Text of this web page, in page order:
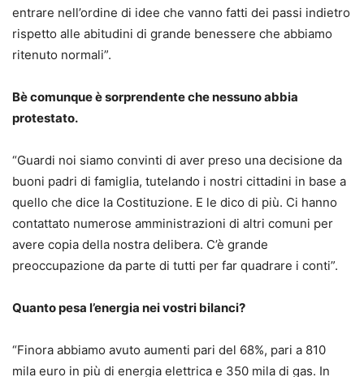
entrare nell’ordine di idee che vanno fatti dei passi indietro
rispetto alle abitudini di grande benessere che abbiamo
ritenuto normali”.
Bè comunque è sorprendente che nessuno abbia
protestato.
“Guardi noi siamo convinti di aver preso una decisione da
buoni padri di famiglia, tutelando i nostri cittadini in base a
quello che dice la Costituzione. E le dico di più. Ci hanno
contattato numerose amministrazioni di altri comuni per
avere copia della nostra delibera. C’è grande
preoccupazione da parte di tutti per far quadrare i conti”.
Quanto pesa l’energia nei vostri bilanci?
“Finora abbiamo avuto aumenti pari del 68%, pari a 810
mila euro in più di energia elettrica e 350 mila di gas. In